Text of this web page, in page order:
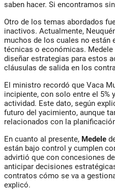
saben hacer. Si encontramos
Otro de los temas abordados
inactivos. Actualmente,
muchos de los cuales no están
técnicas o económicas.
diseñar estrategias para estos
cláusulas de salida en los
El ministro recordó que Vaca
incipiente, con solo entre el 5%
actividad. Este dato, según
futuro del yacimiento, aunque
relacionados con la
En cuanto al presente, Medele
están bajo control y cumplen
advirtió que con concesiones
anticipar decisiones
contratos cómo se va a
explicó.